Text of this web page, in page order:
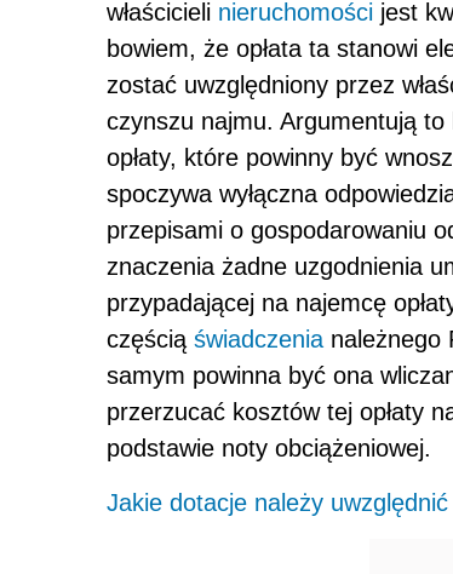
właścicieli nieruchomości jest
bowiem, że opłata ta stanowi
zostać uwzględniony przez
czynszu najmu. Argumentują
opłaty, które powinny być
spoczywa wyłączna
przepisami o gospodarowaniu
znaczenia żadne uzgodnienia
przypadającej na najemcę
częściąświadczenia należnego
samym powinna być ona
przerzucać kosztów tej opłaty
podstawie noty obciążeniowej.
Jakie dotacje należy